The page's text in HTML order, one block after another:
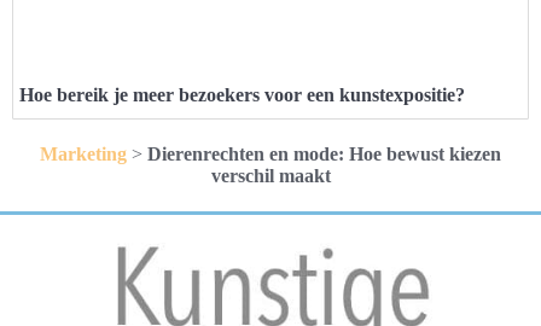
Hoe bereik je meer bezoekers voor een kunstexpositie?
Marketing > Dierenrechten en mode: Hoe bewust kiezen
verschil maakt